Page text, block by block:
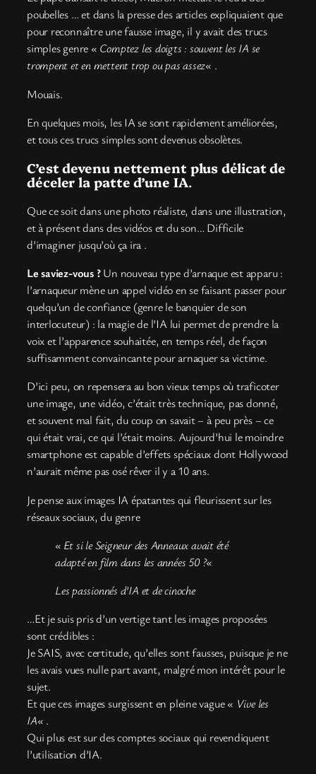
poubelles … et dans la presse des articles expliquaient que
pour reconnaître une fausse image, il y avait des trucs
simples genre « Comptez les doigts : souvent les IA se
trompent et en mettent trop ou pas assez« .
Mouais.
En quelques mois, les IA se sont rapidement améliorées,
et tous ces trucs simples sont devenus obsolètes.
C’est devenu nettement plus délicat de
déceler la patte d’une IA.
Que ce soit dans une photo réaliste, dans une illustration,
et à présent dans des vidéos et du son… Difficile
d’imaginer jusqu’où ça ira .
Le saviez-vous ?Un nouveau type d’arnaque est apparu :
l’arnaqueur mène un appel vidéo en se faisant passer pour
quelqu’un de confiance (genre le banquier de son
interlocuteur) : la magie de l’IA lui permet de prendre la
voix et l’apparence souhaitée, en temps réel, de façon
suffisamment convaincante pour arnaquer sa victime.
D’ici peu, on repensera au bon vieux temps où traficoter
une image, une vidéo, c’était très technique, pas donné,
et souvent mal fait, du coup on savait – à peu près – ce
qui était vrai, ce qui l’était moins. Aujourd’hui le moindre
smartphone est capable d’effets spéciaux dont Hollywood
n’aurait même pas osé rêver il y a 10 ans.
Je pense aux images IA épatantes qui fleurissent sur les
réseaux sociaux, du genre
« Et si le Seigneur des Anneaux avait été
adapté en film dans les années 50 ?«
Les passionnés d’IA et de cinoche
…Et je suis pris d’un vertige tant les images proposées
sont crédibles :
Je SAIS, avec certitude, qu’elles sont fausses, puisque je ne
les avais vues nulle part avant, malgré mon intérêt pour le
sujet.
Et que ces images surgissent en pleine vague « Vive les
IA« .
Qui plus est sur des comptes sociaux qui revendiquent
l’utilisation d’IA.